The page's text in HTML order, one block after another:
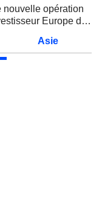
nouvelle opération
Europe de
Asie